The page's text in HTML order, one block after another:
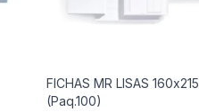
FICHAS MR LISAS 160x215
(Paq.100)